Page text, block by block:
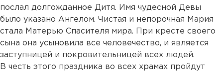
послал долгожданное Дитя. Имя чудесной Девы
было указано Ангелом. Чистая и непорочная Мария
стала Матерью Спасителя мира. При кресте своего
сына она усыновила все человечество, и является
заступницей и покровительницей всех людей.
В честь этого праздника во всех храмах пройдут